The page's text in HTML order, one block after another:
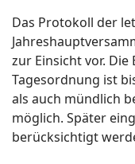
Das Protokoll der
zur Einsicht vor.
Tagesordnung ist
als auch mündlich
möglich. Später
berücksichtigt